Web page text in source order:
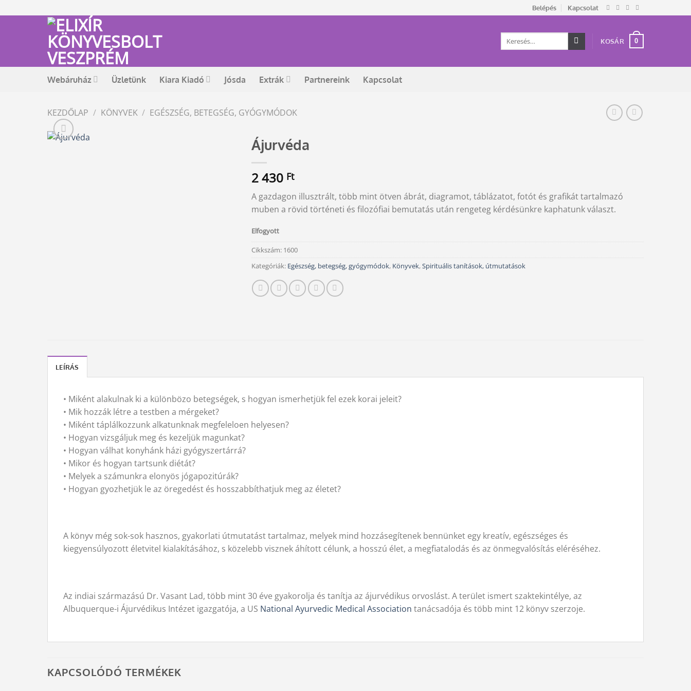
to
Belépés Kapcsolat
Keresés
KOSÁR 0
Webáruház Üzletünk Kiara Kiadó Jósda Extrák Partnereink Kapcsolat
KEZDŐLAP / KÖNYVEK / EGÉSZSÉG, BETEGSÉG, GYÓGYMÓDOK
Ájurvéda
2 430 Ft
A gazdagon illusztrált, több mint ötven ábrát, diagramot, táblázatot, fotót és grafikát tartalmazó
muben a rövid történeti és filozófiai bemutatás után rengeteg kérdésünkre kaphatunk választ.
Elfogyott
Cikkszám: 1600
Kategóriák: Egészség, betegség, gyógymódok, Könyvek,Spirituális tanítások, útmutatások
LEÍRÁS
• Miként alakulnak ki a különbözo betegségek, s hogyan ismerhetjük fel ezek korai jeleit?
• Mik hozzák létre a testben a mérgeket?
• Miként táplálkozzunk alkatunknak megfeleloen helyesen?
• Hogyan vizsgáljuk meg és kezeljük magunkat?
• Hogyan válhat konyhánk házi gyógyszertárrá?
• Mikor és hogyan tartsunk diétát?
• Melyek a számunkra elonyös jógapozitúrák?
• Hogyan gyozhetjük le az öregedést és hosszabbíthatjuk meg az életet?
A könyv még sok-sok hasznos, gyakorlati útmutatást tartalmaz, melyek mind hozzásegítenek bennünket egy kreatív, egészséges és
kiegyensúlyozott életvitel kialakításához, s közelebb visznek áhított célunk, a hosszú élet, a megfiatalodás és az önmegvalósítás eléréséhez.
Az indiai származású Dr. Vasant Lad, több mint 30 éve gyakorolja és tanítja az ájurvédikus orvoslást. A terület ismert szaktekintélye, az
Albuquerque-i Ájurvédikus Intézet igazgatója, a US National Ayurvedic Medical Association tanácsadója és több mint 12 könyv szerzoje.
KAPCSOLÓDÓ TERMÉKEK